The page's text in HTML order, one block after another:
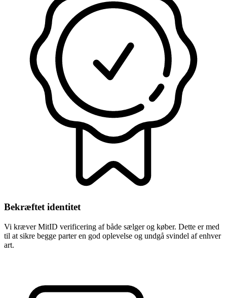
Bekræftet identitet
Vi kræver MitID verificering af både sælger og køber. Dette er med
til at sikre begge parter en god oplevelse og undgå svindel af enhver
art.